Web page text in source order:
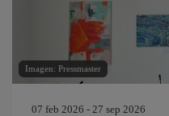
Imagen: Pressmaster
07 feb 2026 - 27 sep 2026